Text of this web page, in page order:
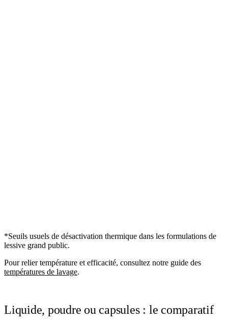
*Seuils usuels de désactivation thermique dans les formulations de
lessive grand public.
Pour relier température et efficacité, consultez notre guide des
températures de lavage.
Liquide, poudre ou capsules : le comparatif